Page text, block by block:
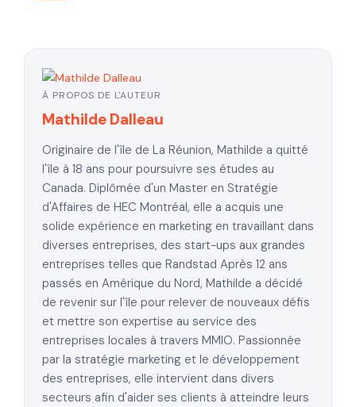
À PROPOS DE L'AUTEUR
Mathilde Dalleau
Originaire de l'île de La Réunion, Mathilde a quitté
l'île à 18 ans pour poursuivre ses études au
Canada. Diplômée d'un Master en Stratégie
d'Affaires de HEC Montréal, elle a acquis une
solide expérience en marketing en travaillant dans
diverses entreprises, des start-ups aux grandes
entreprises telles que Randstad Après 12 ans
passés en Amérique du Nord, Mathilde a décidé
de revenir sur l'île pour relever de nouveaux défis
et mettre son expertise au service des
entreprises locales à travers MMIO. Passionnée
par la stratégie marketing et le développement
des entreprises, elle intervient dans divers
secteurs afin d'aider ses clients à atteindre leurs